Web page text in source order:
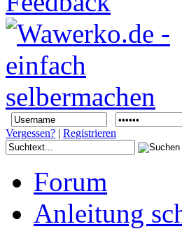
Vergessen? | Registrieren
Forum
Anleitung